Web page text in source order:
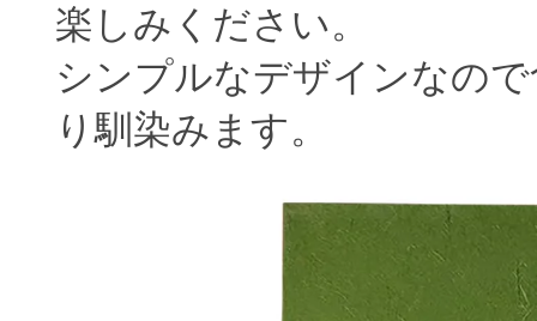
楽しみください。
シンプルなデザインなの
り馴染みます。